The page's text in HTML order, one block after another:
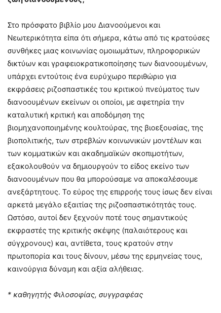
Στο πρόσφατο βιβλίο μου Διανοούμενοι και
Νεωτερικότητα είπα ότι σήμερα, κάτω από τις κρατούσες
συνθήκες μιας κοινωνίας ομοιωμάτων, πληροφορικών
δικτύων και γραφειοκρατικοποίησης των διανοουμένων,
υπάρχει εντούτοις ένα ευρύχωρο περιθώριο για
εκφράσεις ριζοσπαστικές του κριτικού πνεύματος των
διανοουμένων εκείνων οι οποίοι, με αφετηρία την
καταλυτική κριτική και αποδόμηση της
βιομηχανοποιημένης κουλτούρας, της βιοεξουσίας, της
βιοπολιτικής, των στρεβλών κοινωνικών μοντέλων και
των κομματικών και ακαδημαϊκών σκοπιμοτήτων,
εξακολουθούν να δημιουργούν το είδος εκείνο των
διανοουμένων που θα μπορούσαμε να αποκαλέσουμε
ανεξάρτητους. Το εύρος της επιρροής τους ίσως δεν είναι
αρκετά μεγάλο εξαιτίας της ριζοσπαστικότητάς τους.
Ωστόσο, αυτοί δεν ξεχνούν ποτέ τους σημαντικούς
εκφραστές της κριτικής σκέψης (παλαιότερους και
σύγχρονους) και, αντίθετα, τους κρατούν στην
πρωτοπορία και τους δίνουν, μέσω της ερμηνείας τους,
καινούργια δύναμη και αξία αλήθειας.
* καθηγητής Φιλοσοφίας, συγγραφέας